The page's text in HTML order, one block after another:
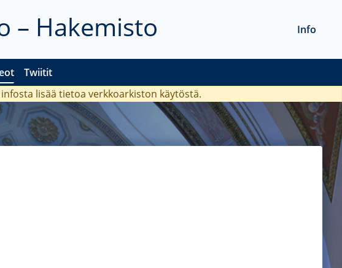
– Hakemisto
Twiitit
Info
infosta lisää tietoa verkkoarkiston käytöstä.